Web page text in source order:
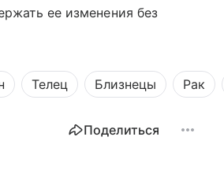
ее изменения без
Телец Близнецы Рак
Поделиться